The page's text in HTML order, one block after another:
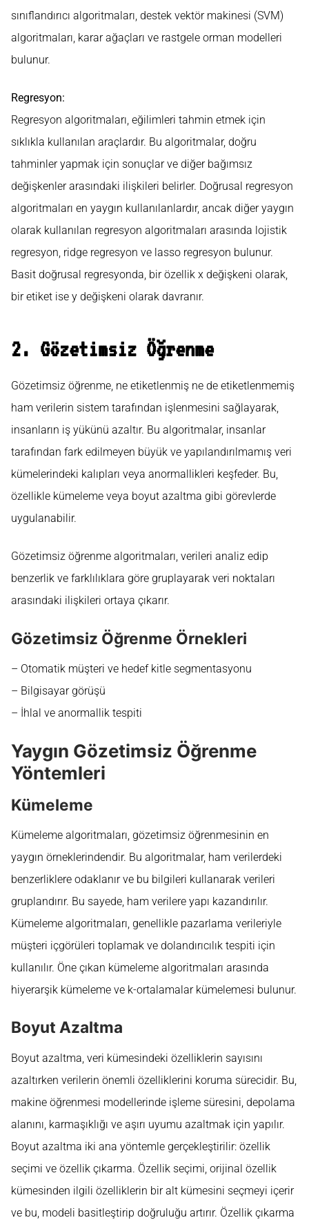
sınıflandırıcı algoritmaları, destek vektör makinesi (SVM)
algoritmaları, karar ağaçları ve rastgele orman modelleri
bulunur.
Regresyon:
Regresyon algoritmaları, eğilimleri tahmin etmek için
sıklıkla kullanılan araçlardır. Bu algoritmalar, doğru
tahminler yapmak için sonuçlar ve diğer bağımsız
değişkenler arasındaki ilişkileri belirler. Doğrusal regresyon
algoritmaları en yaygın kullanılanlardır, ancak diğer yaygın
olarak kullanılan regresyon algoritmaları arasında lojistik
regresyon, ridge regresyon ve lasso regresyon bulunur.
Basit doğrusal regresyonda, bir özellik x değişkeni olarak,
bir etiket ise y değişkeni olarak davranır.
2. Gözetimsiz Öğrenme
Gözetimsiz öğrenme, ne etiketlenmiş ne de etiketlenmemiş
ham verilerin sistem tarafından işlenmesini sağlayarak,
insanların iş yükünü azaltır. Bu algoritmalar, insanlar
tarafından fark edilmeyen büyük ve yapılandırılmamış veri
kümelerindeki kalıpları veya anormallikleri keşfeder. Bu,
özellikle kümeleme veya boyut azaltma gibi görevlerde
uygulanabilir.
Gözetimsiz öğrenme algoritmaları, verileri analiz edip
benzerlik ve farklılıklara göre gruplayarak veri noktaları
arasındaki ilişkileri ortaya çıkarır.
Gözetimsiz Öğrenme Örnekleri
– Otomatik müşteri ve hedef kitle segmentasyonu
– Bilgisayar görüşü
– İhlal ve anormallik tespiti
Yaygın Gözetimsiz Öğrenme
Yöntemleri
Kümeleme
Kümeleme algoritmaları, gözetimsiz öğrenmesinin en
yaygın örneklerindendir. Bu algoritmalar, ham verilerdeki
benzerliklere odaklanır ve bu bilgileri kullanarak verileri
gruplandırır. Bu sayede, ham verilere yapı kazandırılır.
Kümeleme algoritmaları, genellikle pazarlama verileriyle
müşteri içgörüleri toplamak ve dolandırıcılık tespiti için
kullanılır. Öne çıkan kümeleme algoritmaları arasında
hiyerarşik kümeleme ve k-ortalamalar kümelemesi bulunur.
Boyut Azaltma
Boyut azaltma, veri kümesindeki özelliklerin sayısını
azaltırken verilerin önemli özelliklerini koruma sürecidir. Bu,
makine öğrenmesi modellerinde işleme süresini, depolama
alanını, karmaşıklığı ve aşırı uyumu azaltmak için yapılır.
Boyut azaltma iki ana yöntemle gerçekleştirilir: özellik
seçimi ve özellik çıkarma. Özellik seçimi, orijinal özellik
kümesinden ilgili özelliklerin bir alt kümesini seçmeyi içerir
ve bu, modeli basitleştirip doğruluğu artırır. Özellik çıkarma